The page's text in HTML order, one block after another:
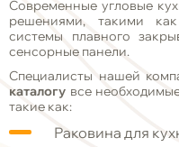
Современные угловые
решениями, такими
системы плавного
сенсорные панели.
Специалисты нашей
каталогу все
такие как:
Раковина для